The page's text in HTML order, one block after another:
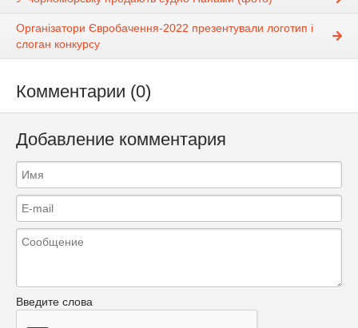
Організатори Євробачення-2022 презентували логотип і
слоган конкурсу
Комментарии (0)
Добавление комментария
Введите слова